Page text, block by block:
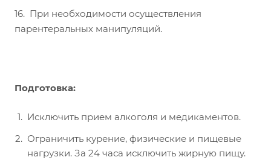
16. При необходимости осуществления
парентеральных манипуляций.
Подготовка:
Исключить прием алкоголя и медикаментов.
Ограничить курение, физические и пищевые
нагрузки. За 24 часа исключить жирную пищу.